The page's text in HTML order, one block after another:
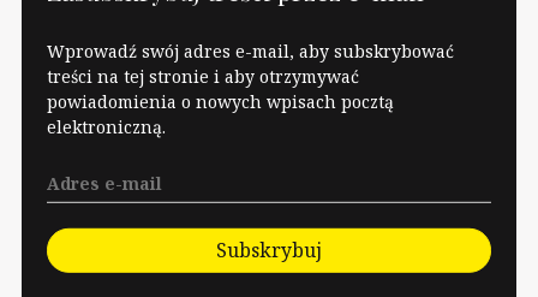
Wprowadź swój adres e-mail, aby subskrybować
treści na tej stronie i aby otrzymywać
powiadomienia o nowych wpisach pocztą
elektroniczną.
Subskrybuj